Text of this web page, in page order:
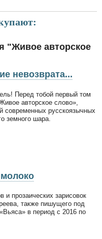
"Живое авторское
невозврата...
Перед тобой первый том
авторское слово»,
современных русскоязычных
земного шара.
и прозаических зарисовок
также пишущего под
в период с 2016 по